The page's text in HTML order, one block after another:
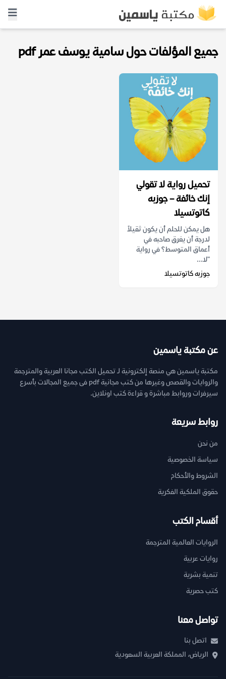
جميع المؤلفات حول سامية يوسف عمر pdf
تحميل رواية لا تقولي
إنك خائفة – جوزبه
كاتوتسيلا
هل يمكن للحلم أن يكون ثقيلاً
لدرجة أن يغرق صاحبه في
أعماق المتوسط؟ في رواية
"لا...
جوزبه كاتوتسيلا
عن مكتبة ياسمين
مكتبة ياسمين هي منصة إلكترونية لـ تحميل الكتب مجانا العربية والمترجمة
والروايات والقصص وغيرها من كتب مجانية pdf فى جميع المجالات بأسرع
سيرفرات وروابط مباشرة و قراءة كتب اونلاين.
روابط سريعة
من نحن
سياسة الخصوصية
الشروط والأحكام
حقوق الملكية الفكرية
أقسام الكتب
الروايات العالمية المترجمة
روايات عربية
تنمية بشرية
كتب حصرية
تواصل معنا
اتصل بنا
الرياض، المملكة العربية السعودية